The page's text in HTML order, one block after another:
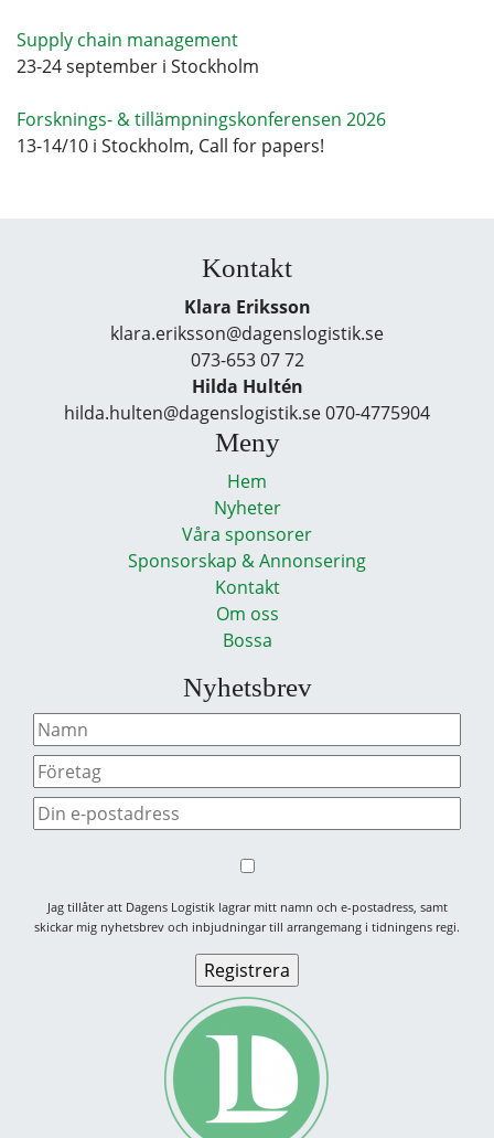
Supply chain management
23-24 september i Stockholm
Forsknings- & tillämpningskonferensen 2026
13-14/10 i Stockholm, Call for papers!
Kontakt
Klara Eriksson
klara.eriksson@dagenslogistik.se
073-653 07 72
Hilda Hultén
hilda.hulten@dagenslogistik.se 070-4775904
Meny
Hem
Nyheter
Våra sponsorer
Sponsorskap & Annonsering
Kontakt
Om oss
Bossa
Nyhetsbrev
Jag tillåter att Dagens Logistik lagrar mitt namn och e-postadress, samt
skickar mig nyhetsbrev och inbjudningar till arrangemang i tidningens regi.